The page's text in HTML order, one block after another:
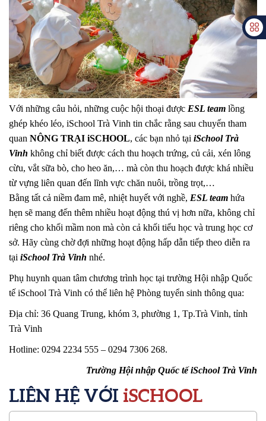
Với những câu hỏi, những cuộc hội thoại được ESL team lồng
ghép khéo léo, iSchool Trà Vinh tin chắc rằng sau chuyến tham
quan NÔNG TRẠI iSCHOOL, các bạn nhỏ tại iSchool Trà
Vinh không chỉ biết được cách thu hoạch trứng, củ cải, xén lông
cừu, vắt sữa bò, cho heo ăn,… mà còn thu hoạch được khá nhiều
từ vựng liên quan đến lĩnh vực chăn nuôi, trồng trọt,…
Bằng tất cả niềm đam mê, nhiệt huyết với nghề, ESL team hứa
hẹn sẽ mang đến thêm nhiều hoạt động thú vị hơn nữa, không chỉ
riêng cho khối mầm non mà còn cả khối tiểu học và trung học cơ
sở. Hãy cùng chờ đợi những hoạt động hấp dẫn tiếp theo diễn ra
tại iSchool Trà Vinh nhé.
Phụ huynh quan tâm chương trình học tại trường Hội nhập Quốc
tế iSchool Trà Vinh có thể liên hệ Phòng tuyển sinh thông qua:
Địa chỉ: 36 Quang Trung, khóm 3, phường 1, Tp.Trà Vinh, tỉnh
Trà Vinh
Hotline: 0294 2234 555 – 0294 7306 268.
Trường Hội nhập Quốc tế iSchool Trà Vinh
LIÊN HỆ VỚI iSCHOOL